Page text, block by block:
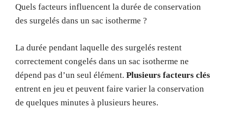
Quels facteurs influencent la durée de conservation
des surgelés dans un sac isotherme ?
La durée pendant laquelle des surgelés restent
correctement congelés dans un sac isotherme ne
dépend pas d’un seul élément. Plusieurs facteurs clés
entrent en jeu et peuvent faire varier la conservation
de quelques minutes à plusieurs heures.